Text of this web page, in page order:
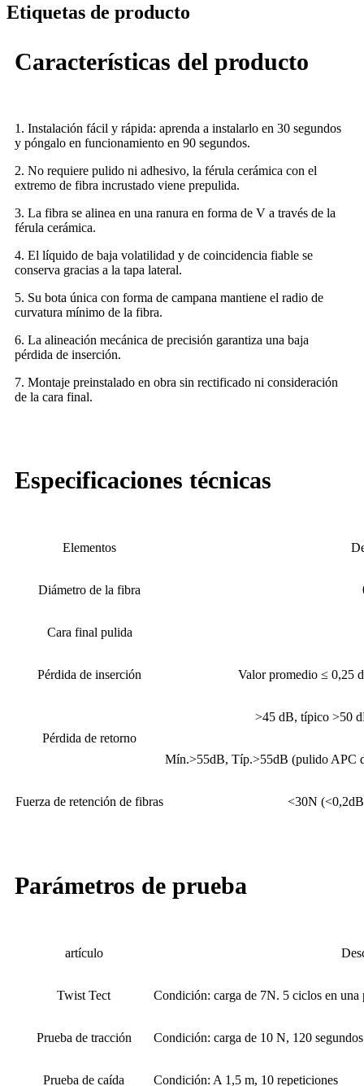
Etiquetas de producto
Características del producto
1. Instalación fácil y rápida: aprenda a instalarlo en 30 segundos
y póngalo en funcionamiento en 90 segundos.
2. No requiere pulido ni adhesivo, la férula cerámica con el
extremo de fibra incrustado viene prepulida.
3. La fibra se alinea en una ranura en forma de V a través de la
férula cerámica.
4. El líquido de baja volatilidad y de coincidencia fiable se
conserva gracias a la tapa lateral.
5. Su bota única con forma de campana mantiene el radio de
curvatura mínimo de la fibra.
6. La alineación mecánica de precisión garantiza una baja
pérdida de inserción.
7. Montaje preinstalado en obra sin rectificado ni consideración
de la cara final.
Especificaciones técnicas
Elementos
Diámetro de la fibra
Cara final pulida
Pérdida de inserción Valor promedio ≤ 0,25
Pérdida de retorno
>45 dB, típico >50
Mín.>55dB, Típ.>55dB (pulido APC
Fuerza de retención de fibras <30N
Parámetros de prueba
artículo
Twist Tect Condición: carga de 7N. 5 ciclos en una
Prueba de tracción Condición: carga de 10 N, 120 segundos
Prueba de caída Condición: A 1,5 m, 10 repeticiones